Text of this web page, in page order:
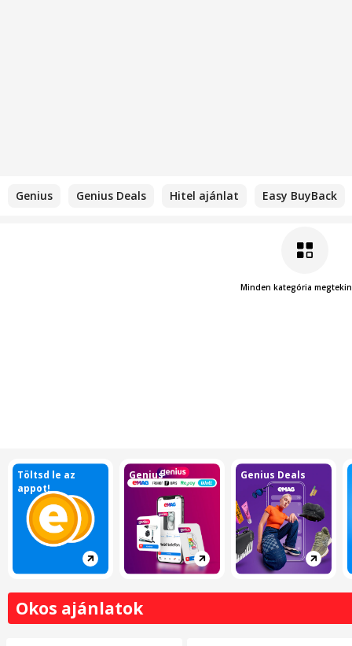
Genius Genius Deals Hitel ajánlat Easy BuyBack
Minden kategória
Töltsd le az
appot!
Genius Genius Deals
Okos ajánlatok